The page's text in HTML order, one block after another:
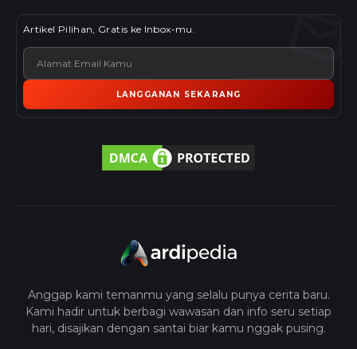
Artikel Pilihan, Gratis ke Inbox-mu.
LANGGANAN SEKARANG
Anggap kami temanmu yang selalu punya cerita baru.
Kami hadir untuk berbagi wawasan dan info seru setiap
hari, disajikan dengan santai biar kamu nggak pusing.